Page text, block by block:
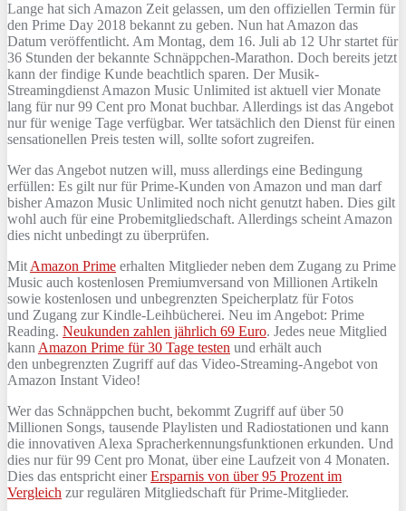
Lange hat sich Amazon Zeit gelassen, um den offiziellen Termin für
den Prime Day 2018 bekannt zu geben. Nun hat Amazon das
Datum veröffentlicht. Am Montag, dem 16. Juli ab 12 Uhr startet für
36 Stunden der bekannte Schnäppchen-Marathon. Doch bereits jetzt
kann der findige Kunde beachtlich sparen. Der Musik-
Streamingdienst Amazon Music Unlimited ist aktuell vier Monate
lang für nur 99 Cent pro Monat buchbar. Allerdings ist das Angebot
nur für wenige Tage verfügbar. Wer tatsächlich den Dienst für einen
sensationellen Preis testen will, sollte sofort zugreifen.
Wer das Angebot nutzen will, muss allerdings eine Bedingung
erfüllen: Es gilt nur für Prime-Kunden von Amazon und man darf
bisher Amazon Music Unlimited noch nicht genutzt haben. Dies gilt
wohl auch für eine Probemitgliedschaft. Allerdings scheint Amazon
dies nicht unbedingt zu überprüfen.
Mit Amazon Prime erhalten Mitglieder neben dem Zugang zu Prime
Music auch kostenlosen Premiumversand von Millionen Artikeln
sowie kostenlosen und unbegrenzten Speicherplatz für Fotos
und Zugang zur Kindle-Leihbücherei. Neu im Angebot: Prime
Reading. Neukunden zahlen jährlich 69 Euro. Jedes neue Mitglied
kann Amazon Prime für 30 Tage testen und erhält auch
den unbegrenzten Zugriff auf das Video-Streaming-Angebot von
Amazon Instant Video!
Wer das Schnäppchen bucht, bekommt Zugriff auf über 50
Millionen Songs, tausende Playlisten und Radiostationen und kann
die innovativen Alexa Spracherkennungsfunktionen erkunden. Und
dies nur für 99 Cent pro Monat, über eine Laufzeit von 4 Monaten.
Dies das entspricht einerErsparnis von über 95 Prozent im
Vergleich zur regulären Mitgliedschaft für Prime-Mitglieder.